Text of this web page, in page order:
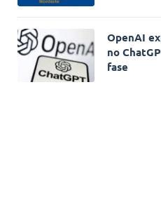
OpenAI
no
fase